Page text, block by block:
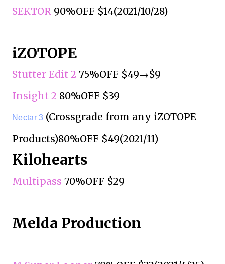
SEKTOR 90%OFF $14(2021/10/28)
iZOTOPE
Stutter Edit 2 75%OFF $49→$9
Insight 2 80%OFF $39
Nectar 3 (Crossgrade from any iZOTOPE
Products)80%OFF $49(2021/11)
Kilohearts
Multipass 70%OFF $29
Melda Production